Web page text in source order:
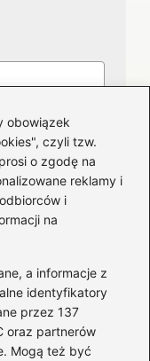
obowiązek
czyli tzw.
o zgodę na
reklamy i
i
na
a informacje z
identyfikatory
przez 137
oraz partnerów
Mogą też być